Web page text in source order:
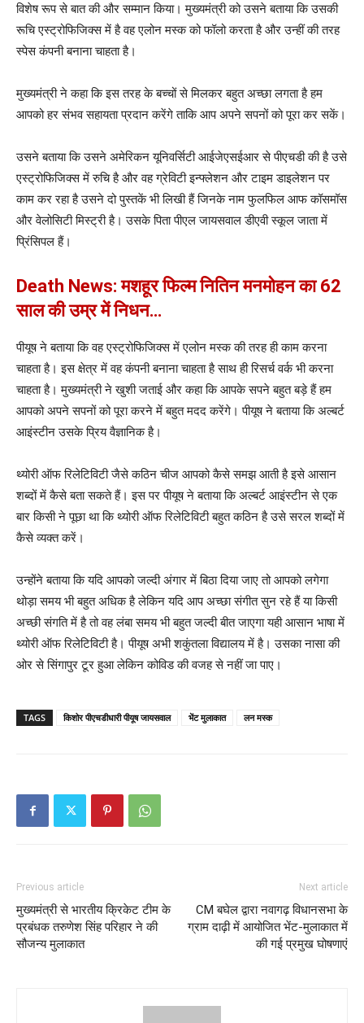
विशेष रूप से बात की और सम्मान किया। मुख्यमंत्री को उसने बताया कि उसकी
रूचि एस्ट्रोफिजिक्स में है वह एलोन मस्क को फॉलो करता है और उन्हीं की तरह
स्पेस कंपनी बनाना चाहता है।
मुख्यमंत्री ने कहा कि इस तरह के बच्चों से मिलकर बहुत अच्छा लगता है हम
आपको हर संभव सहायता प्रदान करेंगे ताकि आप अपने सपनों को पूरा कर सकें।
उसने बताया कि उसने अमेरिकन यूनिवर्सिटी आईजेएसईआर से पीएचडी की है उसे
एस्ट्रोफिजिक्स में रुचि है और वह ग्रेविटी इन्फ्लेशन और टाइम डाइलेशन पर
काम कर रहा है उसने दो पुस्तकें भी लिखी हैं जिनके नाम फुलफिल आफ कॉसमॉस
और वेलोसिटी मिस्ट्री है। उसके पिता पीएल जायसवाल डीएवी स्कूल जाता में
प्रिंसिपल हैं।
Death News: मशहूर फिल्म नितिन मनमोहन का 62
साल की उम्र में निधन…
पीयूष ने बताया कि वह एस्ट्रोफिजिक्स में एलोन मस्क की तरह ही काम करना
चाहता है। इस क्षेत्र में वह कंपनी बनाना चाहता है साथ ही रिसर्च वर्क भी करना
चाहता है। मुख्यमंत्री ने खुशी जताई और कहा कि आपके सपने बहुत बड़े हैं हम
आपको अपने सपनों को पूरा करने में बहुत मदद करेंगे। पीयूष ने बताया कि अल्बर्ट
आइंस्टीन उसके प्रिय वैज्ञानिक है।
थ्योरी ऑफ रिलेटिविटी जैसे कठिन चीज आपको कैसे समझ आती है इसे आसान
शब्दों में कैसे बता सकते हैं। इस पर पीयूष ने बताया कि अल्बर्ट आइंस्टीन से एक
बार किसी ने पूछा था कि थ्योरी ऑफ रिलेटिविटी बहुत कठिन है उसे सरल शब्दों में
कैसे व्यक्त करें।
उन्होंने बताया कि यदि आपको जल्दी अंगार में बिठा दिया जाए तो आपको लगेगा
थोड़ा समय भी बहुत अधिक है लेकिन यदि आप अच्छा संगीत सुन रहे हैं या किसी
अच्छी संगति में है तो वह लंबा समय भी बहुत जल्दी बीत जाएगा यही आसान भाषा में
थ्योरी ऑफ रिलेटिविटी है। पीयूष अभी शकुंतला विद्यालय में है। उसका नासा की
ओर से सिंगापुर टूर हुआ लेकिन कोविड की वजह से नहीं जा पाए।
TAGS किशोर पीएचडीधारी पीयूष जायसवाल भेंट मुलाकात लन मस्क
Previous article
मुख्यमंत्री से भारतीय क्रिकेट टीम के
प्रबंधक तरुणेश सिंह परिहार ने की
सौजन्य मुलाकात
Next article
CM बघेल द्वारा नवागढ़ विधानसभा के
ग्राम दाढ़ी में आयोजित भेंट-मुलाकात में
की गई प्रमुख घोषणाएं